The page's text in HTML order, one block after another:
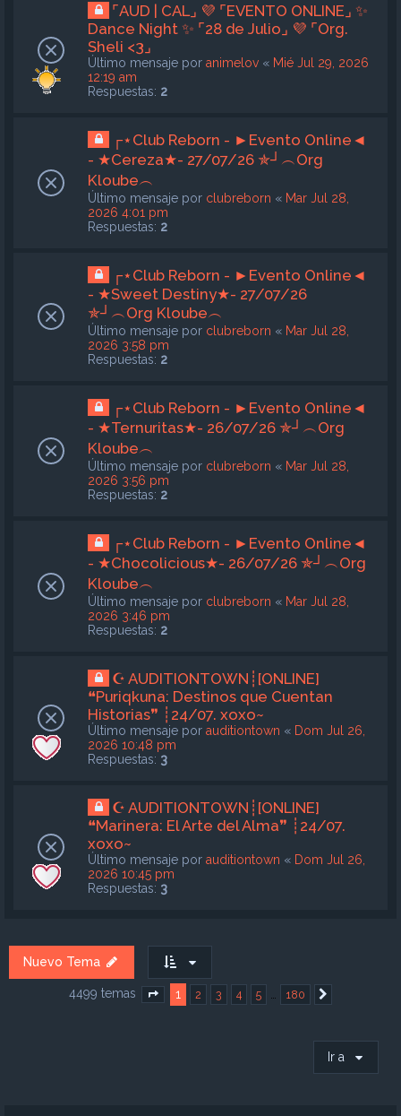
⌜AUD | CAL⌟ 💜 ⌜EVENTO ONLINE⌟ ✨
Dance Night ✨ ⌜28 de Julio⌟ 💜 ⌜Org.
Sheli <3⌟
Último mensaje por animelov « Mié Jul 29, 2026
12:19 am
Respuestas: 2
┌⋆Club Reborn - ►Evento Online◄
- ★Cereza★- 27/07/26 ✯┘︵Org
Kloube︵
Último mensaje por clubreborn « Mar Jul 28,
2026 4:01 pm
Respuestas: 2
┌⋆Club Reborn - ►Evento Online◄
- ★Sweet Destiny★- 27/07/26
✯┘︵Org Kloube︵
Último mensaje por clubreborn « Mar Jul 28,
2026 3:58 pm
Respuestas: 2
┌⋆Club Reborn - ►Evento Online◄
- ★Ternuritas★- 26/07/26 ✯┘︵Org
Kloube︵
Último mensaje por clubreborn « Mar Jul 28,
2026 3:56 pm
Respuestas: 2
┌⋆Club Reborn - ►Evento Online◄
- ★Chocolicious★- 26/07/26 ✯┘︵Org
Kloube︵
Último mensaje por clubreborn « Mar Jul 28,
2026 3:46 pm
Respuestas: 2
☪ AUDITIONTOWN┊[ONLINE]
❝Puriqkuna: Destinos que Cuentan
Historias❞ ┊24/07. xoxo~
Último mensaje por auditiontown « Dom Jul 26,
2026 10:48 pm
Respuestas: 3
☪ AUDITIONTOWN┊[ONLINE]
❝Marinera: El Arte del Alma❞ ┊24/07.
xoxo~
Último mensaje por auditiontown « Dom Jul 26,
2026 10:45 pm
Respuestas: 3
Nuevo Tema
4499 temas Página de 180
1 2 3 4 5 … 180
Ir a